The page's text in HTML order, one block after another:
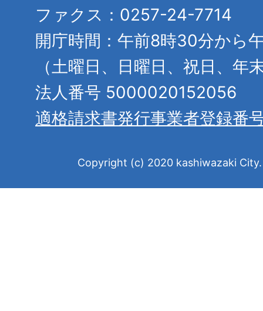
ファクス：0257-24-7714
開庁時間：午前8時30分から
（土曜日、日曜日、祝日、年
法人番号 5000020152056
適格請求書発行事業者登録番
Copyright (c) 2020 kashiwazaki